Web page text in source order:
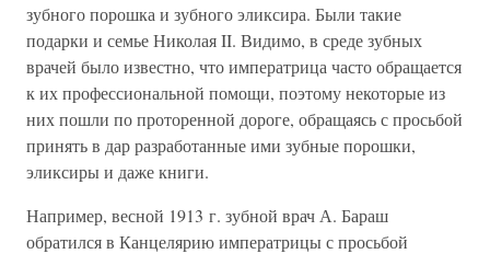
зубного порошка и зубного эликсира. Были такие
подарки и семье Николая II. Видимо, в среде зубных
врачей было известно, что императрица часто обращается
к их профессиональной помощи, поэтому некоторые из
них пошли по проторенной дороге, обращаясь с просьбой
принять в дар разработанные ими зубные порошки,
эликсиры и даже книги.
Например, весной 1913 г. зубной врач А. Бараш
обратился в Канцелярию императрицы с просьбой